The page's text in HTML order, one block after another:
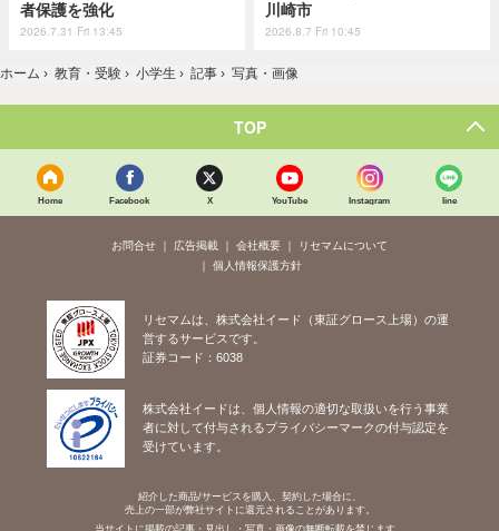
者保護を強化
2026.7.31 Fri 13:45
川崎市
2026.8.7 Fri 10:45
ホーム › 教育・受験 › 小学生 › 記事 › 写真・画像
TOP
Home Facebook X YouTube Instagram line
お問合せ 広告掲載 会社概要
リセマムについて
個人情報保護方針
リセマムは、株式会社イード（東証グロース上場）の運
営するサービスです。
証券コード：6038
株式会社イードは、個人情報の適切な取扱いを行う事業
者に対して付与されるプライバシーマークの付与認定を
受けています。
紹介した商品/サービスを購入、契約した場合に、
売上の一部が弊社サイトに還元されることがあります。
当サイトに掲載の記事・見出し・写真・画像の無断転載を禁じます。